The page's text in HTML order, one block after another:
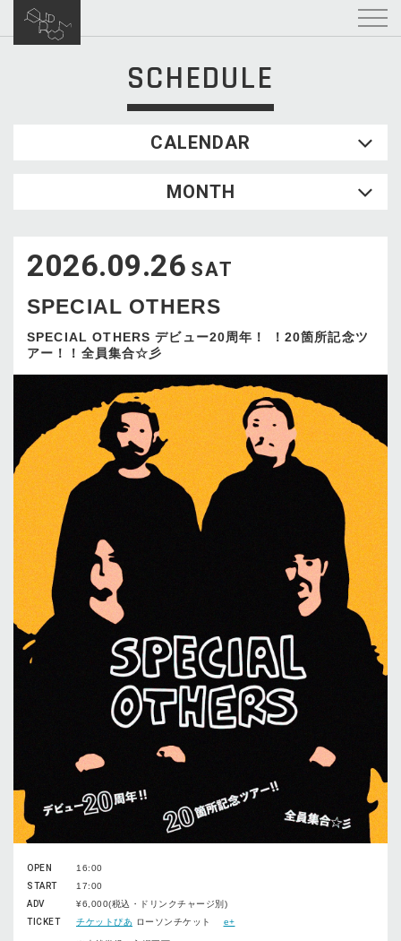
SCHEDULE
CALENDAR
WED
2
3 4 5
16
17 18 19
23
24 25 26 27 28
29
31
MONTH
2026.09.26 SAT
SPECIAL OTHERS
SPECIAL OTHERS デビュー20周年！ ！20箇所記念ツ
アー！！全員集合☆彡
OPEN
16:00
START
17:00
ADV
¥6,000(税込・ドリンクチャージ別)
TICKET
チケットぴあ ローソンチケット e+